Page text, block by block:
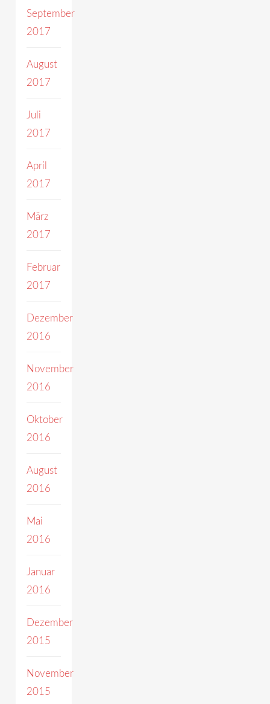
September
2017
August
2017
Juli
2017
April
2017
März
2017
Februar
2017
Dezember
2016
November
2016
Oktober
2016
August
2016
Mai
2016
Januar
2016
Dezember
2015
November
2015